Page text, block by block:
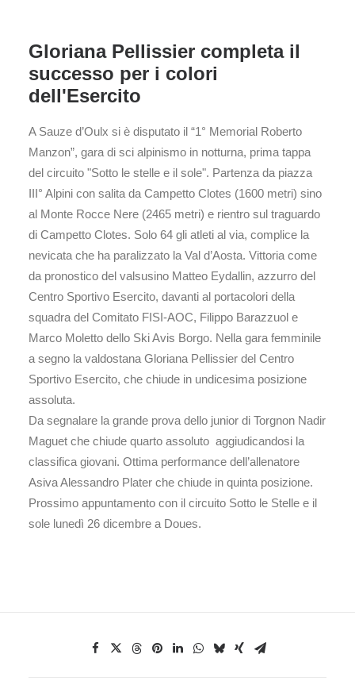
Gloriana Pellissier completa il
successo per i colori
dell'Esercito
A Sauze d’Oulx si è disputato il “1° Memorial Roberto
Manzon”, gara di sci alpinismo in notturna, prima tappa
del circuito "Sotto le stelle e il sole". Partenza da piazza
III° Alpini con salita da Campetto Clotes (1600 metri) sino
al Monte Rocce Nere (2465 metri) e rientro sul traguardo
di Campetto Clotes. Solo 64 gli atleti al via, complice la
nevicata che ha paralizzato la Val d’Aosta. Vittoria come
da pronostico del valsusino Matteo Eydallin, azzurro del
Centro Sportivo Esercito, davanti al portacolori della
squadra del Comitato FISI-AOC, Filippo Barazzuol e
Marco Moletto dello Ski Avis Borgo. Nella gara femminile
a segno la valdostana Gloriana Pellissier del Centro
Sportivo Esercito, che chiude in undicesima posizione
assoluta.
Da segnalare la grande prova dello junior di Torgnon Nadir
Maguet che chiude quarto assoluto aggiudicandosi la
classifica giovani. Ottima performance dell’allenatore
Asiva Alessandro Plater che chiude in quinta posizione.
Prossimo appuntamento con il circuito Sotto le Stelle e il
sole lunedì 26 dicembre a Doues.